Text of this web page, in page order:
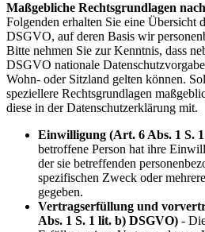
Maßgebliche Rechtsgrundlagen
Folgenden erhalten Sie eine Übersicht
DSGVO, auf deren Basis wir
Bitte nehmen Sie zur Kenntnis, dass
DSGVO nationale
Wohn- oder Sitzland gelten können.
speziellere Rechtsgrundlagen
diese in der Datenschutzerklärung mit.
Einwilligung (Art. 6 Abs. 1 S.
betroffene Person hat ihre
der sie betreffenden
spezifischen Zweck oder
gegeben.
Vertragserfüllung und
Abs. 1 S. 1 lit. b) DSGVO) -